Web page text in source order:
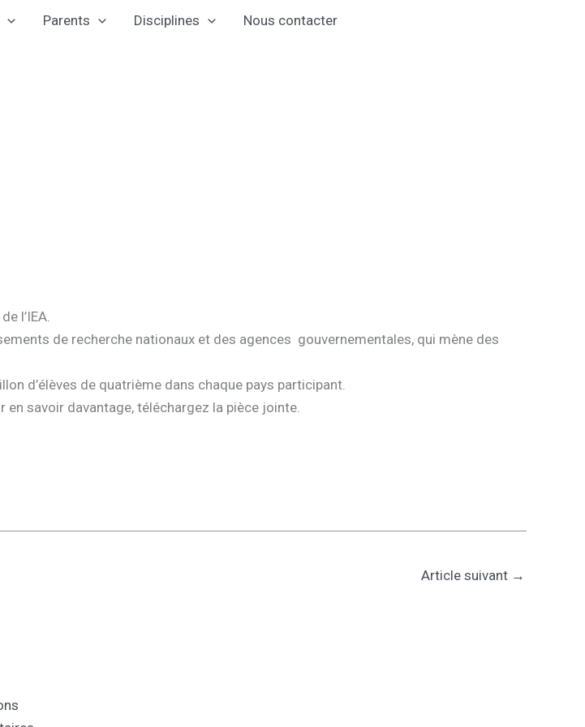
Parents Disciplines Nous contacter
l’IEA.
de recherche nationaux et des agences gouvernementales, qui mène des
d’élèves de quatrième dans chaque pays participant.
en savoir davantage, téléchargez la pièce jointe.
Article suivant →